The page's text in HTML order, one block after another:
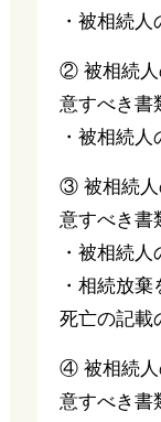
・被相続
② 被相続人
意すべき書
・被相続
③ 被相続人
意すべき書
・被相続
・相続放
死亡の記載
④ 被相続人
意すべき書